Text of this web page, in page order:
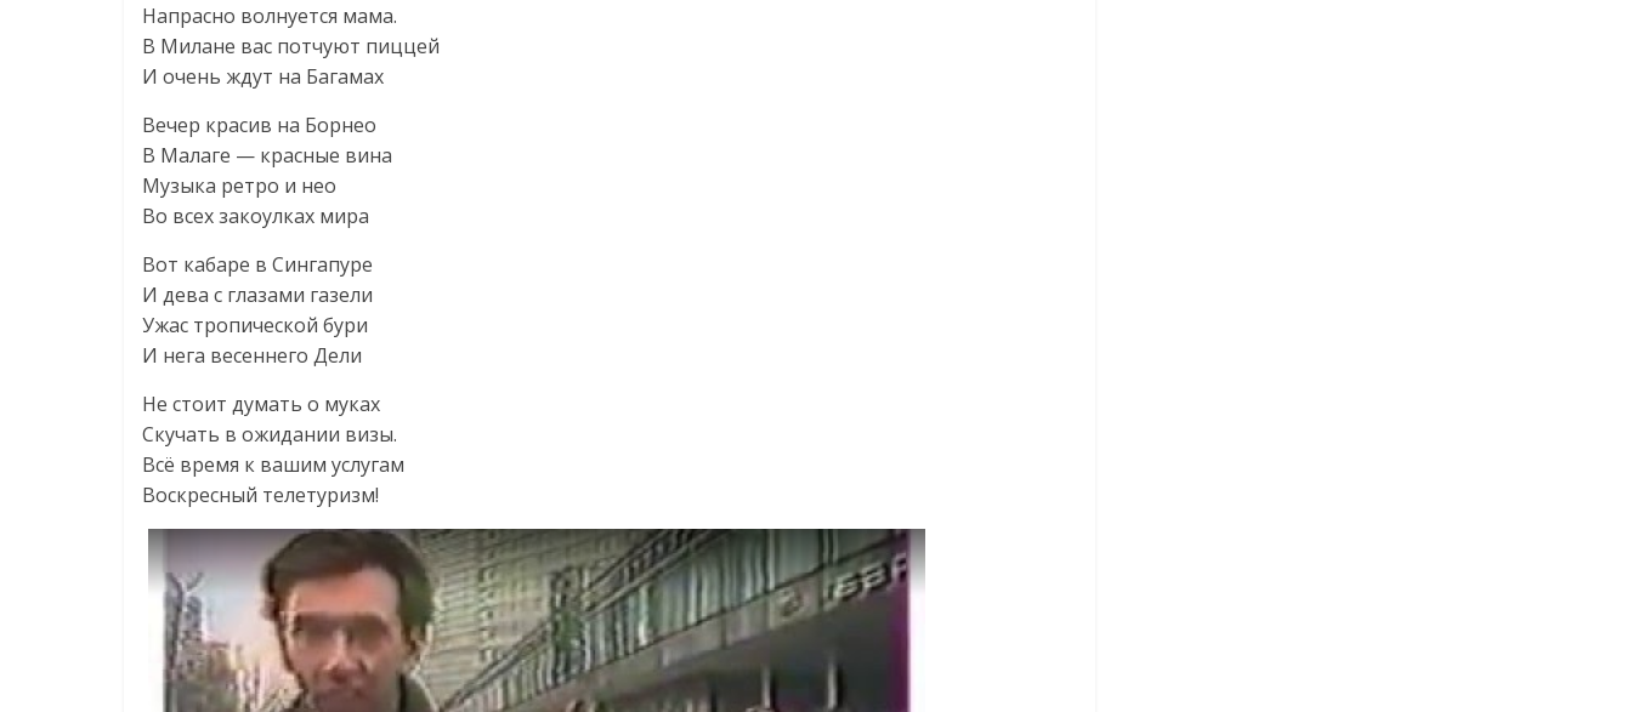
Напрасно волнуется мама.
В Милане вас потчуют пиццей
И очень ждут на Багамах
Вечер красив на Борнео
В Малаге — красные вина
Музыка ретро и нео
Во всех закоулках мира
Вот кабаре в Сингапуре
И дева с глазами газели
Ужас тропической бури
И нега весеннего Дели
Не стоит думать о муках
Скучать в ожидании визы.
Всё время к вашим услугам
Воскресный телетуризм!